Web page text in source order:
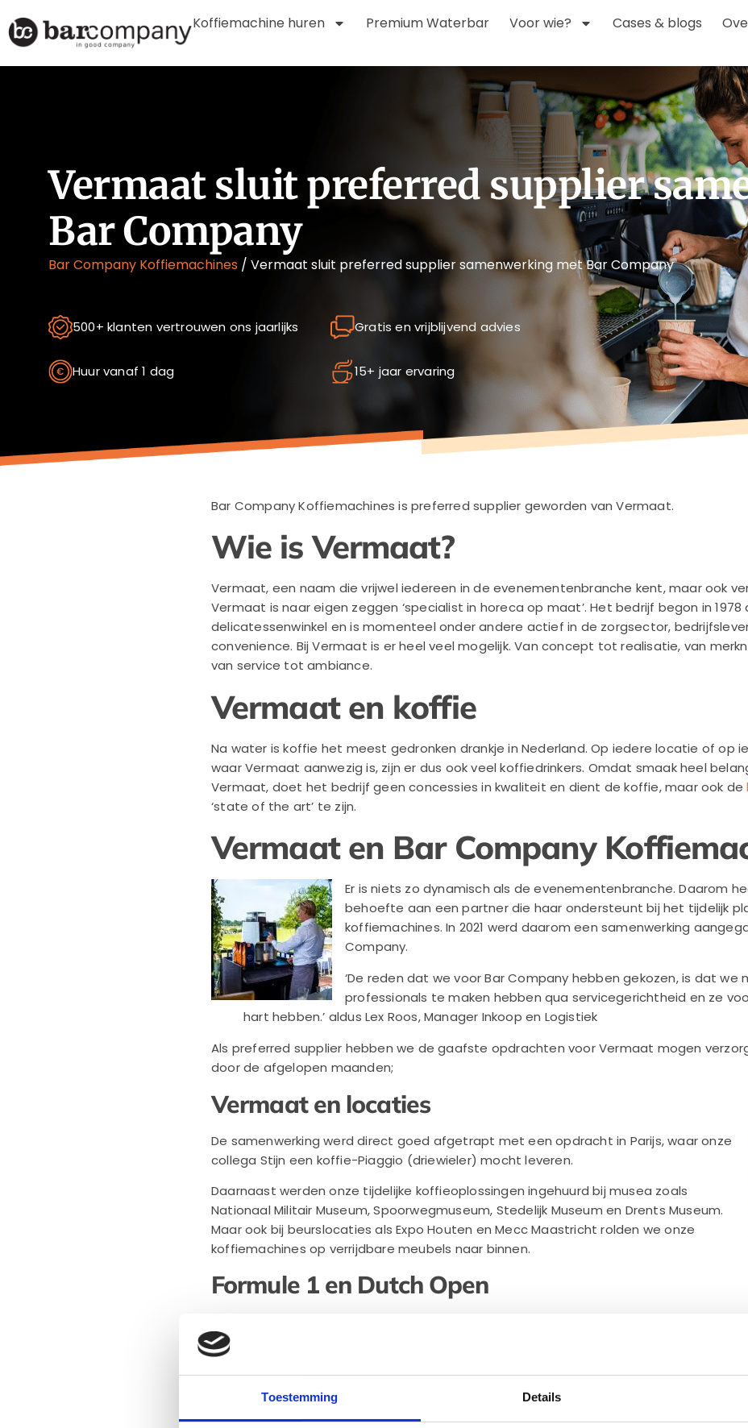
Toestemming Details
Koffiemachine huren Premium Waterbar Voor wie? Cases & blogs
Vermaat sluit preferred supplier
Bar Company
Bar Company Koffiemachines / Vermaat sluit preferred supplier samenwerking met Bar Company
500+ klanten vertrouwen ons jaarlijks Gratis en vrijblijvend advies
Huur vanaf 1 dag 15+ jaar ervaring
Bar Company Koffiemachines is preferred supplier geworden van Vermaat.
Wie is Vermaat?
Vermaat, een naam die vrijwel iedereen in de evenementenbranche kent, maar ook
Vermaat is naar eigen zeggen ‘specialist in horeca op maat’. Het bedrijf begon in 1978
delicatessenwinkel en is momenteel onder andere actief in de zorgsector,
convenience. Bij Vermaat is er heel veel mogelijk. Van concept tot realisatie, van
van service tot ambiance.
Vermaat en koffie
Na water is koffie het meest gedronken drankje in Nederland. Op iedere locatie of op
waar Vermaat aanwezig is, zijn er dus ook veel koffiedrinkers. Omdat smaak heel
Vermaat, doet het bedrijf geen concessies in kwaliteit en dient de koffie, maar ook de
‘state of the art’ te zijn.
Vermaat en Bar Company
Er is niets zo dynamisch als de evenementenbranche. Daarom
behoefte aan een partner die haar ondersteunt bij het tijdelijk
koffiemachines. In 2021 werd daarom een samenwerking
Company.
‘De reden dat we voor Bar Company hebben gekozen, is dat we
professionals te maken hebben qua servicegerichtheid en ze
hart hebben.’ aldus Lex Roos, Manager Inkoop en Logistiek
Als preferred supplier hebben we de gaafste opdrachten voor Vermaat mogen
door de afgelopen maanden;
Vermaat en locaties
De samenwerking werd direct goed afgetrapt met een opdracht in Parijs, waar onze
collega Stijn een koffie-Piaggio (driewieler) mocht leveren.
Daarnaast werden onze tijdelijke koffieoplossingen ingehuurd bij musea zoals
Nationaal Militair Museum, Spoorwegmuseum, Stedelijk Museum en Drents Museum.
Maar ook bij beurslocaties als Expo Houten en Mecc Maastricht rolden we onze
koffiemachines op verrijdbare meubels naar binnen.
Formule 1 en Dutch Open
tijdens de Formule 1 Dutch Grand Prix in Zandvoort afgelopen 3, 4 en 5 september. Van
espressomachines
; we
opengetrokken.